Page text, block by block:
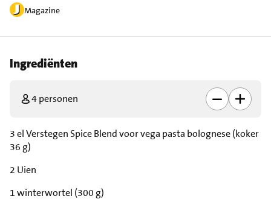
Magazine
Ingrediënten
4 personen
3 el Verstegen Spice Blend voor vega pasta bolognese (koker
36 g)
2 Uien
1 winterwortel (300 g)